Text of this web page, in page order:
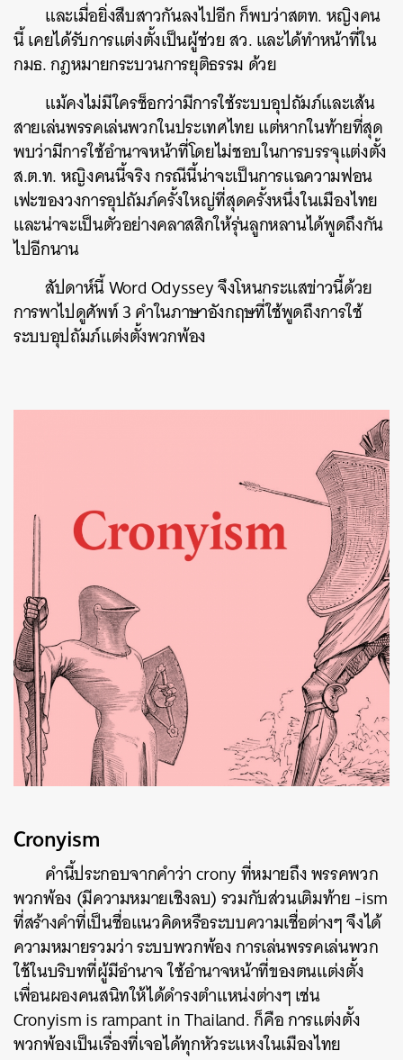
และเมื่อยิ่งสืบสาวกันลงไปอีก ก็พบว่าสตท. หญิงคน
นี้ เคยได้รับการแต่งตั้งเป็นผู้ช่วย สว. และได้ทำหน้าที่ใน
กมธ. กฎหมายกระบวนการยุติธรรม ด้วย
แม้คงไม่มีใครช็อกว่ามีการใช้ระบบอุปถัมภ์และเส้น
สายเล่นพรรคเล่นพวกในประเทศไทย แต่หากในท้ายที่สุด
พบว่ามีการใช้อำนาจหน้าที่โดยไม่ชอบในการบรรจุแต่งตั้ง
ส.ต.ท. หญิงคนนี้จริง กรณีนี้น่าจะเป็นการแฉความฟอน
เฟะของวงการอุปถัมภ์ครั้งใหญ่ที่สุดครั้งหนึ่งในเมืองไทย
และน่าจะเป็นตัวอย่างคลาสสิกให้รุ่นลูกหลานได้พูดถึงกัน
ไปอีกนาน
สัปดาห์นี้ Word Odyssey จึงโหนกระแสข่าวนี้ด้วย
การพาไปดูศัพท์ 3 คำในภาษาอังกฤษที่ใช้พูดถึงการใช้
ระบบอุปถัมภ์แต่งตั้งพวกพ้อง
Cronyism
คำนี้ประกอบจากคำว่า crony ที่หมายถึง พรรคพวก
พวกพ้อง (มีความหมายเชิงลบ) รวมกับส่วนเติมท้าย -ism
ที่สร้างคำที่เป็นชื่อแนวคิดหรือระบบความเชื่อต่างๆ จึงได้
ความหมายรวมว่า ระบบพวกพ้อง การเล่นพรรคเล่นพวก
ใช้ในบริบทที่ผู้มีอำนาจ ใช้อำนาจหน้าที่ของตนแต่งตั้ง
เพื่อนผองคนสนิทให้ได้ดำรงตำแหน่งต่างๆ เช่น
Cronyism is rampant in Thailand. ก็คือ การแต่งตั้ง
พวกพ้องเป็นเรื่องที่เจอได้ทุกหัวระแหงในเมืองไทย